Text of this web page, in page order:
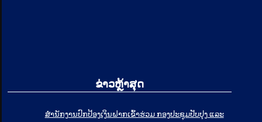
ຂ່າວຫຼ້າສຸດ
ສໍານັກງານປົກປ້ອງເງິນຝາກເຂົ້າຮ່ວມ ກອງປະຊຸມປັບປຸງ ແລະ